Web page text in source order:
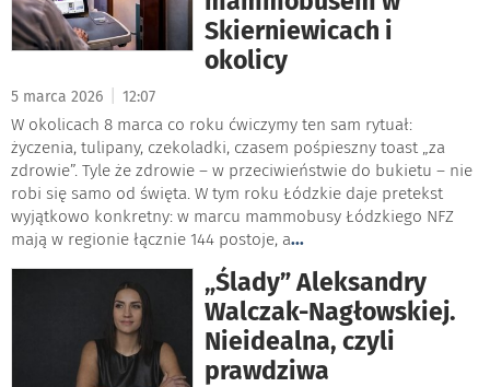
Skierniewicach i
okolicy
5 marca 2026 12:07
W okolicach 8 marca co roku ćwiczymy ten sam rytuał:
życzenia, tulipany, czekoladki, czasem pośpieszny toast „za
zdrowie”. Tyle że zdrowie – w przeciwieństwie do bukietu – nie
robi się samo od święta. W tym roku Łódzkie daje pretekst
wyjątkowo konkretny: w marcu mammobusy Łódzkiego NFZ
mają w regionie łącznie 144 postoje, a...
„Ślady” Aleksandry
Walczak-Nagłowskiej.
Nieidealna, czyli
prawdziwa